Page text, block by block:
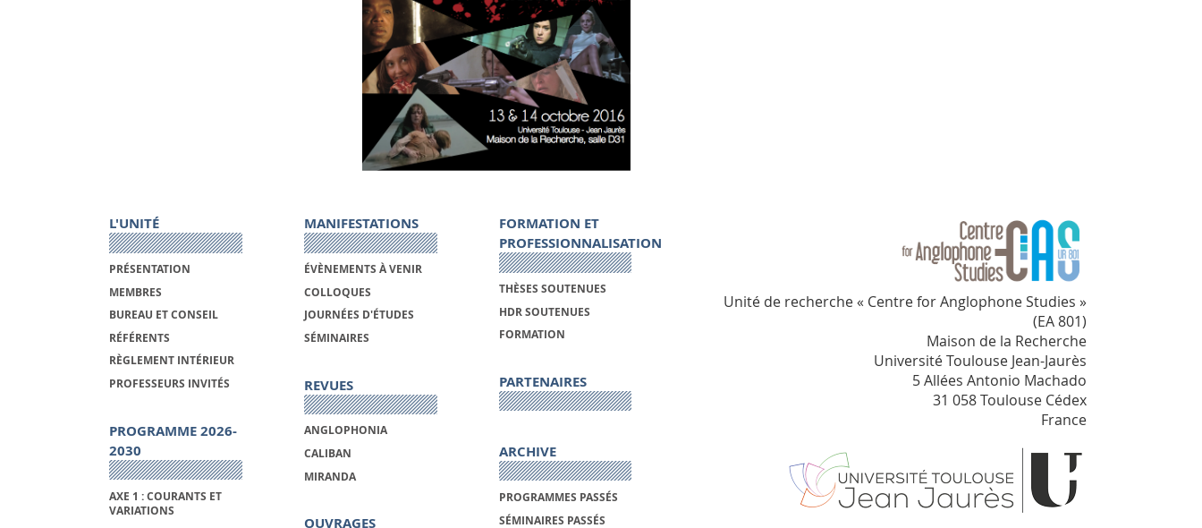
L'UNITÉ
PRÉSENTATION
MEMBRES
BUREAU ET CONSEIL
RÉFÉRENTS
RÈGLEMENT INTÉRIEUR
PROFESSEURS INVITÉS
PROGRAMME 2026-
2030
AXE 1 : COURANTS ET
VARIATIONS
MANIFESTATIONS
ÉVÈNEMENTS À VENIR
COLLOQUES
JOURNÉES D'ÉTUDES
SÉMINAIRES
REVUES
ANGLOPHONIA
CALIBAN
MIRANDA
OUVRAGES
FORMATION ET
PROFESSIONNALISATION
THÈSES SOUTENUES
HDR SOUTENUES
FORMATION
PARTENAIRES
ARCHIVE
PROGRAMMES PASSÉS
SÉMINAIRES PASSÉS
Unité de recherche « Centre for Anglophone Studies »
(EA 801)
Maison de la Recherche
Université Toulouse Jean-Jaurès
5 Allées Antonio Machado
31 058 Toulouse Cédex
France